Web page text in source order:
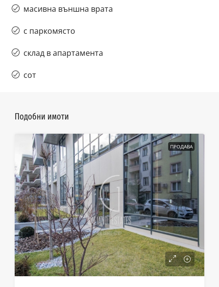
масивна външна врата
с паркомясто
склад в апартамента
сот
Подобни имоти
ПРОДАВА